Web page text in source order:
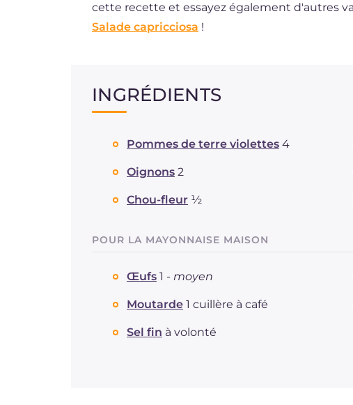
cette recette et essayez également d'autres
Salade capricciosa !
INGRÉDIENTS
Pommes de terre violettes 4
Oignons 2
Chou-fleur ½
POUR LA MAYONNAISE MAISON
Œufs 1 - moyen
Moutarde 1 cuillère à café
Sel fin à volonté